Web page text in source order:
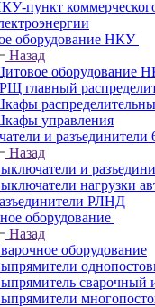
пункт
оборудование НКУ
Назад
оборудование
главный
управления
и разъединители
Назад
и
нагрузки
РЛНД
оборудование
Назад
оборудование
сварочный